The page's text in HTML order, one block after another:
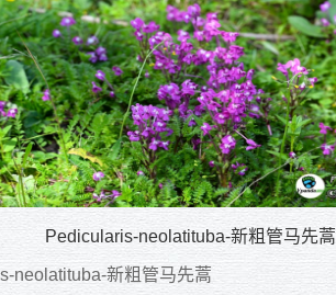
Pedicularis-neolatituba-新粗管马先蒿
neolatituba-新粗管马先蒿